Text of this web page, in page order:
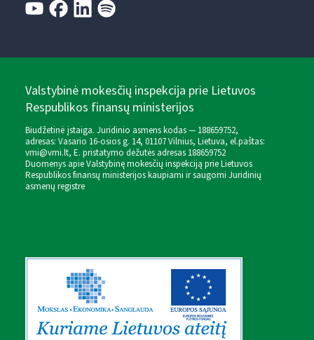
Valstybinė mokesčių inspekcija prie Lietuvos
Respublikos finansų ministerijos
Biudžetinė įstaiga. Juridinio asmens kodas — 188659752,
adresas: Vasario 16-osios g. 14, 01107 Vilnius, Lietuva, el.paštas:
vmi@vmi.lt, E. pristatymo dėžutės adresas 188659752
Duomenys apie Valstybinę mokesčių inspekciją prie Lietuvos
Respublikos finansų ministerijos kaupiami ir saugomi Juridinių
asmenų registre